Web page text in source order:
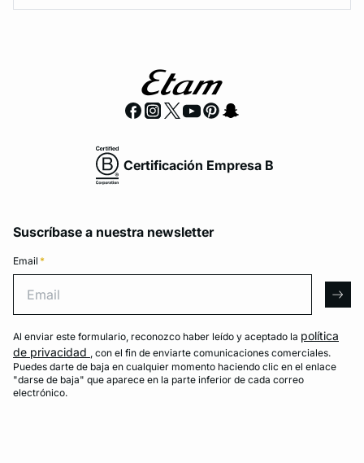
Certificación Empresa B
Suscríbase a nuestra newsletter
Email *
Al enviar este formulario, reconozco haber leído y aceptado la política
de privacidad , con el fin de enviarte comunicaciones comerciales.
Puedes darte de baja en cualquier momento haciendo clic en el enlace
"darse de baja" que aparece en la parte inferior de cada correo
electrónico.